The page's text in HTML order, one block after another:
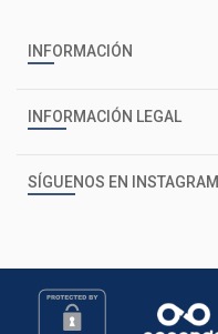
INFORMACIÓN
INFORMACIÓN LEGAL
SÍGUENOS EN INSTAGRAM